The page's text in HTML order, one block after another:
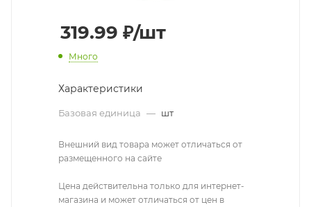
319.99 ₽/шт
Много
Характеристики
Базовая единица — шт
Внешний вид товара может отличаться от
размещенного на сайте
Цена действительна только для интернет-
магазина и может отличаться от цен в